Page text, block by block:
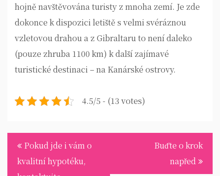
hojně navštěvována turisty z mnoha zemí. Je zde
dokonce k dispozici letiště s velmi svéráznou
vzletovou drahou a z Gibraltaru to není daleko
(pouze zhruba 1100 km) k další zajímavé
turistické destinaci – na Kanárské ostrovy.
4.5/5 - (13 votes)
Navigace
pro
Pokud jde i vám o
kvalitní hypotéku,
Buďte o krok
napřed